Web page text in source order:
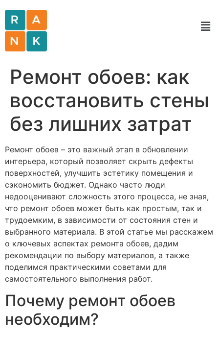
Ремонт обоев: как
восстановить стены
без лишних затрат
Ремонт обоев – это важный этап в обновлении
интерьера, который позволяет скрыть дефекты
поверхностей, улучшить эстетику помещения и
сэкономить бюджет. Однако часто люди
недооценивают сложность этого процесса, не зная,
что ремонт обоев может быть как простым, так и
трудоемким, в зависимости от состояния стен и
выбранного материала. В этой статье мы расскажем
о ключевых аспектах ремонта обоев, дадим
рекомендации по выбору материалов, а также
поделимся практическими советами для
самостоятельного выполнения работ.
Почему ремонт обоев
необходим?